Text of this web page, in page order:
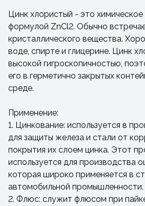
Цинк хлористый - это
формулой ZnCl2. Обычно
кристаллического вещества.
воде, спирте и глицерине. Цинк
высокой гигроскопичностью,
его в герметично закрытых
среде.
Применение:
1. Цинкование: используется в
для защиты железа и стали от
покрытия их слоем цинка. Этот
используется для производства
которая широко применяется в
автомобильной промышленности.
2. Флюс: служит флюсом при